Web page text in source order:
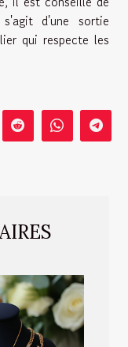
d'une sortie
qui respecte les